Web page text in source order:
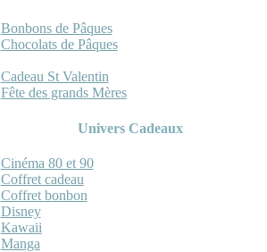
Bonbons de Pâques
Chocolats de Pâques
Cadeau St Valentin
Fête des grands Mères
Univers Cadeaux
Cinéma 80 et 90
Coffret cadeau
Coffret bonbon
Disney
Kawaii
Manga